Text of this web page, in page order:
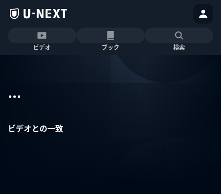
ビデオ ブック 検索
...
ビデオとの一致